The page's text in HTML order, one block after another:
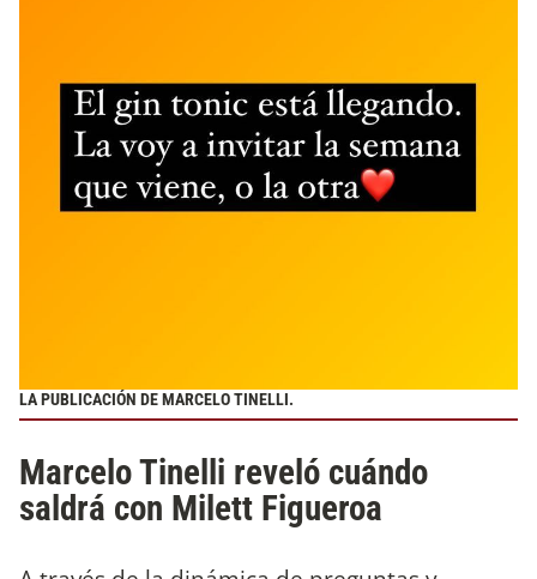
LA PUBLICACIÓN DE MARCELO TINELLI.
Marcelo Tinelli reveló cuándo
saldrá con Milett Figueroa